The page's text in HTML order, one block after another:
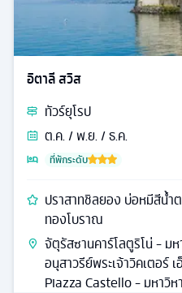
อิตาลี สวิส
ทัวร์ยุโรป
ต.ค. / พ.ย. / ธ.ค.
ที่พักระดับ
ปราสาทชิลยอง บ่อหมีสีน้ำ
ทองโบราณ
จัตุรัสซานคาร์โลตูริโน่ - ม
อนุสาวรีย์พระเจ้าวิคเตอร์
Piazza Castello - มหาวิ